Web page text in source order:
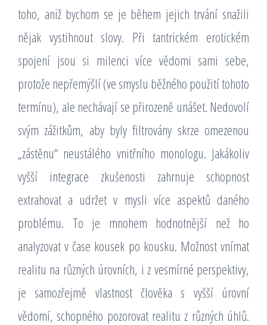
toho, aniž bychom se je během jejich trvání snažili
nějak vystihnout slovy. Při tantrickém erotickém
spojení jsou si milenci více vědomi sami sebe,
protože nepřemýšlí (ve smyslu běžného použití tohoto
termínu), ale nechávají se přirozeně unášet. Nedovolí
svým zážitkům, aby byly filtrovány skrze omezenou
„zástěnu“ neustálého vnitřního monologu. Jakákoliv
vyšší integrace zkušenosti zahrnuje schopnost
extrahovat a udržet v mysli více aspektů daného
problému. To je mnohem hodnotnější než ho
analyzovat v čase kousek po kousku. Možnost vnímat
realitu na různých úrovních, i z vesmírné perspektivy,
je samozřejmě vlastnost člověka s vyšší úrovní
vědomí, schopného pozorovat realitu z různých úhlů.